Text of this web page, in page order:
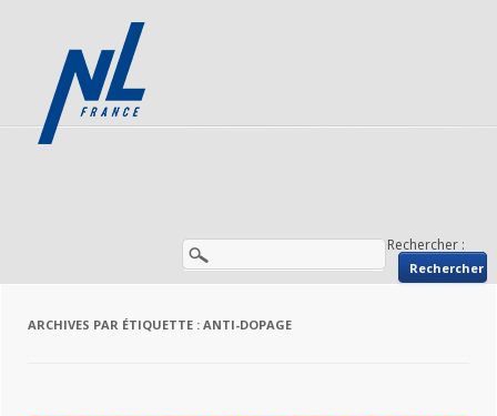
Rechercher :
ARCHIVES PAR ÉTIQUETTE : ANTI-DOPAGE